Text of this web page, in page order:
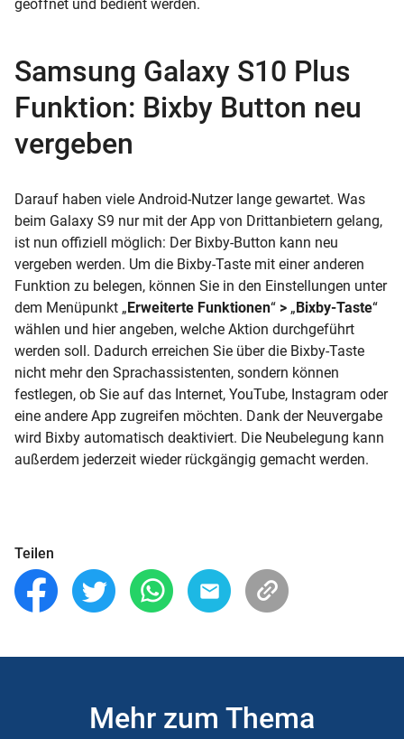
geöffnet und bedient werden.
Samsung Galaxy S10 Plus
Funktion: Bixby Button neu
vergeben
Darauf haben viele Android-Nutzer lange gewartet. Was
beim Galaxy S9 nur mit der App von Drittanbietern gelang,
ist nun offiziell möglich: Der Bixby-Button kann neu
vergeben werden. Um die Bixby-Taste mit einer anderen
Funktion zu belegen, können Sie in den Einstellungen unter
dem Menüpunkt „Erweiterte Funktionen“ > „Bixby-Taste“
wählen und hier angeben, welche Aktion durchgeführt
werden soll. Dadurch erreichen Sie über die Bixby-Taste
nicht mehr den Sprachassistenten, sondern können
festlegen, ob Sie auf das Internet, YouTube, Instagram oder
eine andere App zugreifen möchten. Dank der Neuvergabe
wird Bixby automatisch deaktiviert. Die Neubelegung kann
außerdem jederzeit wieder rückgängig gemacht werden.
Teilen
Mehr zum Thema